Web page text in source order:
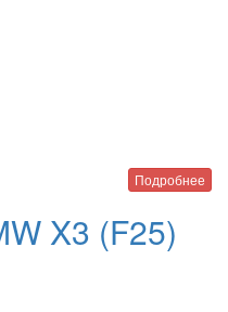
Подробнее
X3 (F25)